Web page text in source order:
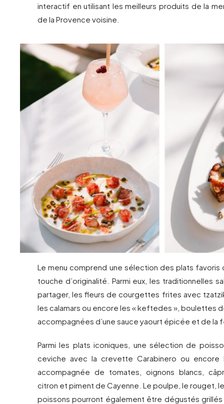
interactif en utilisant les meilleurs produits de la
de la Provence voisine.
Le menu comprend une sélection des plats favoris
touche d’originalité. Parmi eux, les traditionnelles
partager, les fleurs de courgettes frites avec
les calamars ou encore les « keftedes », boulettes
accompagnées d’une sauce yaourt épicée et de la
Parmi les plats iconiques, une sélection de
ceviche avec la crevette Carabinero ou encore
accompagnée de tomates, oignons blancs,
citron et piment de Cayenne. Le poulpe, le rouget,
poissons pourront également être dégustés